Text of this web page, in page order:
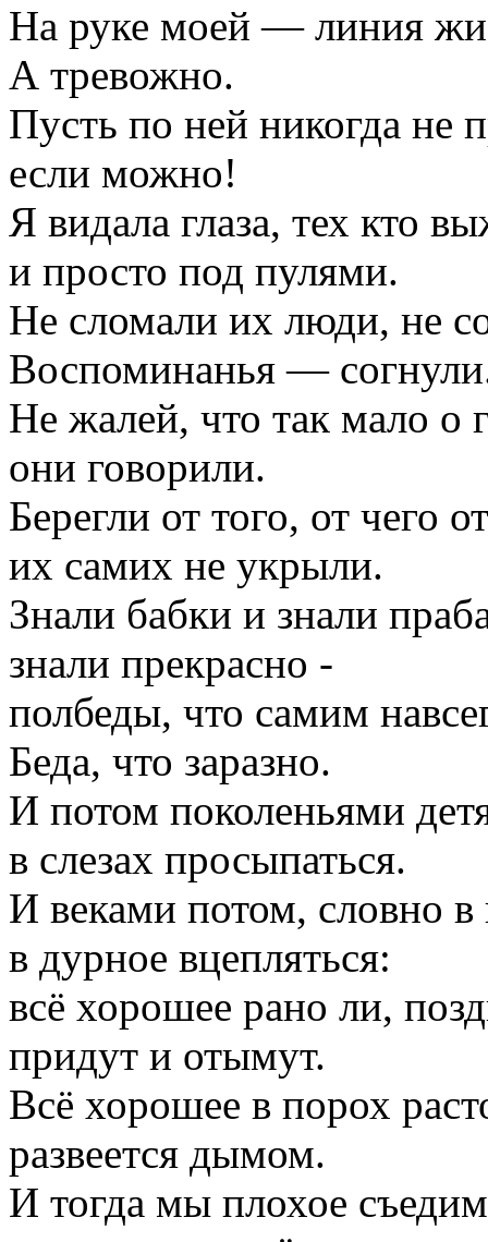
На руке моей — линия
А тревожно.
Пусть по ней никогда не
если можно!
Я видала глаза, тех кто
и просто под пулями.
Не сломали их люди, не
Воспоминанья —
Не жалей, что так мало о
они говорили.
Берегли от того, от чего
их самих не укрыли.
Знали бабки и знали
знали прекрасно -
полбеды, что самим
Беда, что заразно.
И потом поколеньями
в слезах просыпаться.
И веками потом, словно в
в дурное вцепляться:
всё хорошее рано ли,
придут и отымут.
Всё хорошее в порох
развеется дымом.
И тогда мы плохое